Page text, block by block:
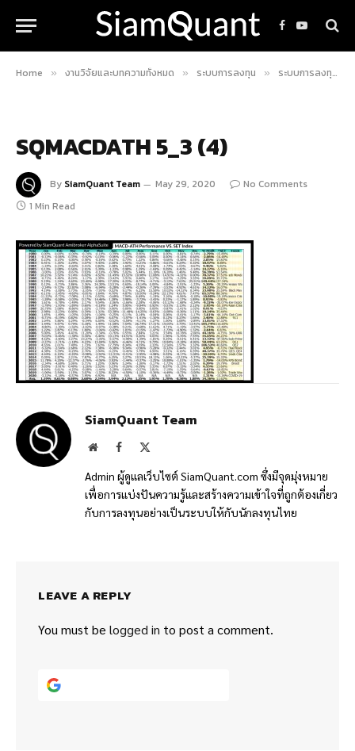
Facebook
YouTube
Home » งานวิจัยและบทความทั้งหมด » ระบบการลงทุน » ระบบการลงทุน MACD-ATH (โดยคุณ มด แมงเม่าคลับ)
SQMACDATH 5_3 (4)
By SiamQuant Team May 29, 2020
No Comments
1 Min Read
SiamQuant Team
WebsiteFacebook
Admin ผู้ดูแลเว็บไซต์ SiamQuant.com ซึ่งมีจุดมุ่งหมาย
เพื่อการแบ่งปันความรู้และสร้างความเข้าใจที่ถูกต้องเกี่ยว
กับการลงทุนอย่างเป็นระบบให้กับนักลงทุนไทย
LEAVE A REPLY
You must be logged in to post a comment.